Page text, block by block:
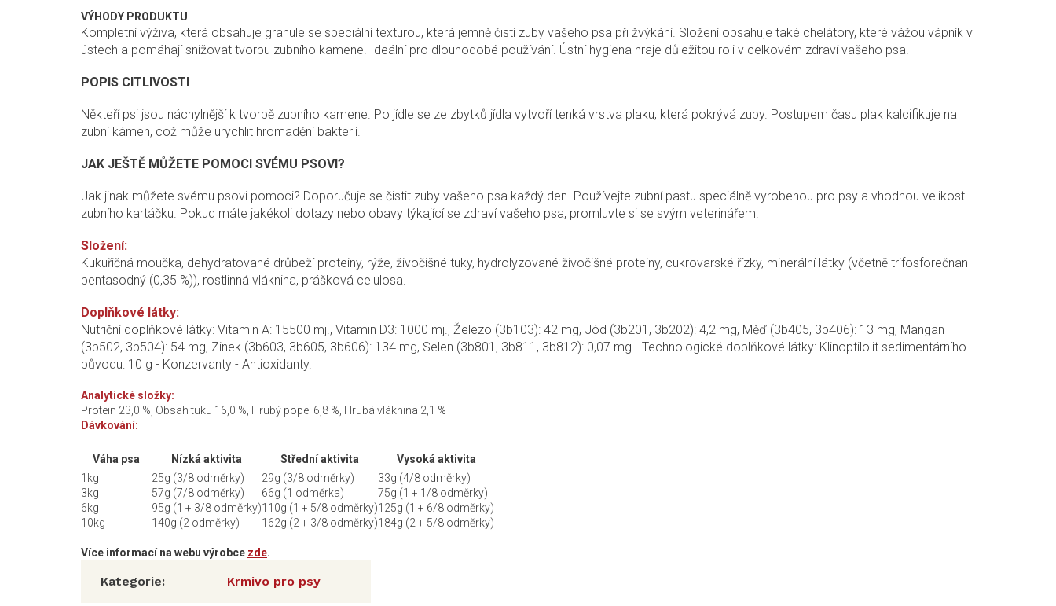
VÝHODY PRODUKTU
Kompletní výživa, která obsahuje granule se speciální texturou, která jemně čistí zuby vašeho psa při žvýkání. Složení obsahuje také chelátory, které vážou vápník v
ústech a pomáhají snižovat tvorbu zubního kamene. Ideální pro dlouhodobé používání. Ústní hygiena hraje důležitou roli v celkovém zdraví vašeho psa.
POPIS CITLIVOSTI
Někteří psi jsou náchylnější k tvorbě zubního kamene. Po jídle se ze zbytků jídla vytvoří tenká vrstva plaku, která pokrývá zuby. Postupem času plak kalcifikuje na
zubní kámen, což může urychlit hromadění bakterií.
JAK JEŠTĚ MŮŽETE POMOCI SVÉMU PSOVI?
Jak jinak můžete svému psovi pomoci? Doporučuje se čistit zuby vašeho psa každý den. Používejte zubní pastu speciálně vyrobenou pro psy a vhodnou velikost
zubního kartáčku. Pokud máte jakékoli dotazy nebo obavy týkající se zdraví vašeho psa, promluvte si se svým veterinářem.
Složení:
Kukuřičná moučka, dehydratované drůbeží proteiny, rýže, živočišné tuky, hydrolyzované živočišné proteiny, cukrovarské řízky, minerální látky (včetně trifosforečnan
pentasodný (0,35 %)), rostlinná vláknina, prášková celulosa.
Doplňkové látky:
Nutriční doplňkové látky: Vitamin A: 15500 mj., Vitamin D3: 1000 mj., Železo (3b103): 42 mg, Jód (3b201, 3b202): 4,2 mg, Měď (3b405, 3b406): 13 mg, Mangan
(3b502, 3b504): 54 mg, Zinek (3b603, 3b605, 3b606): 134 mg, Selen (3b801, 3b811, 3b812): 0,07 mg - Technologické doplňkové látky: Klinoptilolit sedimentárního
původu: 10 g - Konzervanty - Antioxidanty.
Analytické složky:
Protein 23,0 %, Obsah tuku 16,0 %, Hrubý popel 6,8 %, Hrubá vláknina 2,1 %
Dávkování:
Váha psa Nízká aktivita Střední aktivita
Vysoká aktivita
1kg
25g (3/8 odměrky) 29g (3/8 odměrky)
33g (4/8 odměrky)
3kg
57g (7/8 odměrky) 66g (1 odměrka)
75g (1 + 1/8 odměrky)
6kg
95g (1 + 3/8 odměrky)110g (1 + 5/8 odměrky)125g (1 + 6/8 odměrky)
10kg
140g (2 odměrky) 162g (2 + 3/8 odměrky)184g (2 + 5/8 odměrky)
Více informací na webu výrobce zde.
Kategorie: Krmivo pro psy